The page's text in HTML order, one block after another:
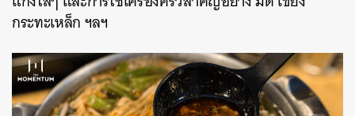
กระทะเหล็ก ฯลฯ